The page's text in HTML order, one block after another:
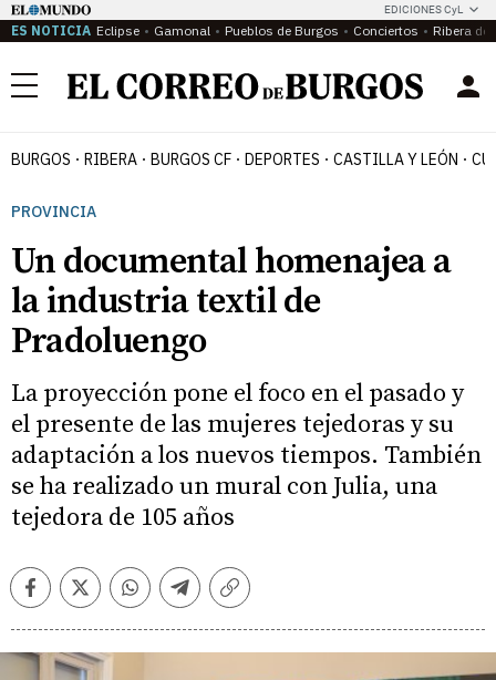
EDICIONES CyL
ES NOTICIA Eclipse Gamonal Pueblos de Burgos Conciertos Ribera del
Menú
BURGOS RIBERA BURGOS CF DEPORTES CASTILLA Y LEÓN
PROVINCIA
Un documental homenajea a
la industria textil de
Pradoluengo
La proyección pone el foco en el pasado y
el presente de las mujeres tejedoras y su
adaptación a los nuevos tiempos. También
se ha realizado un mural con Julia, una
tejedora de 105 años
FacebookTwitterWhatsappTelegramCopiar